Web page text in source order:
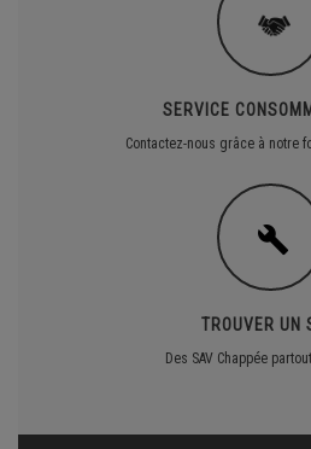
SERVICE
Contactez-nous grâce à notre
TROUVER UN
Des SAV Chappée